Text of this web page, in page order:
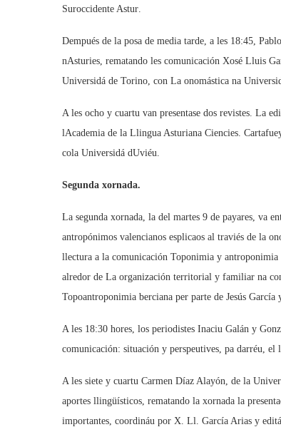
Suroccidente Astur.
Dempués de la posa de media tarde, a les 18:45,
nAsturies, rematando les comunicación Xosé Lluis
Universidá de Torino, con La onomástica na
A les ocho y cuartu van presentase dos revistes. La
lAcademia de la Llingua Asturiana Ciencies.
cola Universidá dUviéu.
Segunda xornada.
La segunda xornada, la del martes 9 de payares, va
antropónimos valencianos esplicaos al traviés de la
llectura a la comunicación Toponimia y
alredor de La organización territorial y familiar na
Topoantroponimia berciana per parte de Jesús
A les 18:30 hores, los periodistes Inaciu Galán y
comunicación: situación y perspeutives, pa darréu,
A les siete y cuartu Carmen Díaz Alayón, de la
aportes llingüísticos, rematando la xornada la
importantes, coordináu por X. Ll. García Arias y